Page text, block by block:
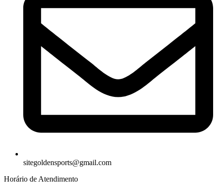
sitegoldensports@gmail.com
Horário de Atendimento